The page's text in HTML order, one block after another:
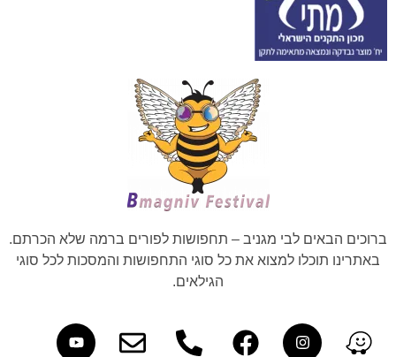
ברוכים הבאים לבי מגניב – תחפושות לפורים ברמה שלא הכרתם.
באתרינו תוכלו למצוא את כל סוגי התחפושות והמסכות לכל סוגי
הגילאים.